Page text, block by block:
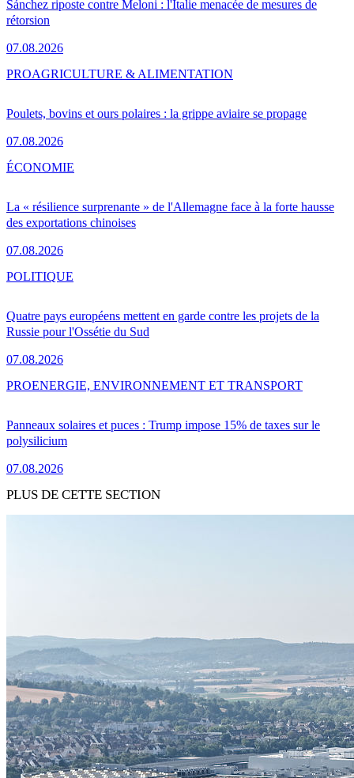
Sánchez riposte contre Meloni : l'Italie menacée de mesures de
rétorsion
07.08.2026
Poulets, bovins et ours polaires : la grippe aviaire se propage
07.08.2026
PROAGRICULTURE & ALIMENTATION
La « résilience surprenante » de l'Allemagne face à la forte hausse
des exportations chinoises
07.08.2026
ÉCONOMIE
Quatre pays européens mettent en garde contre les projets de la
Russie pour l'Ossétie du Sud
07.08.2026
POLITIQUE
Panneaux solaires et puces : Trump impose 15% de taxes sur le
polysilicium
07.08.2026
PROENERGIE, ENVIRONNEMENT ET TRANSPORT
PLUS DE CETTE SECTION